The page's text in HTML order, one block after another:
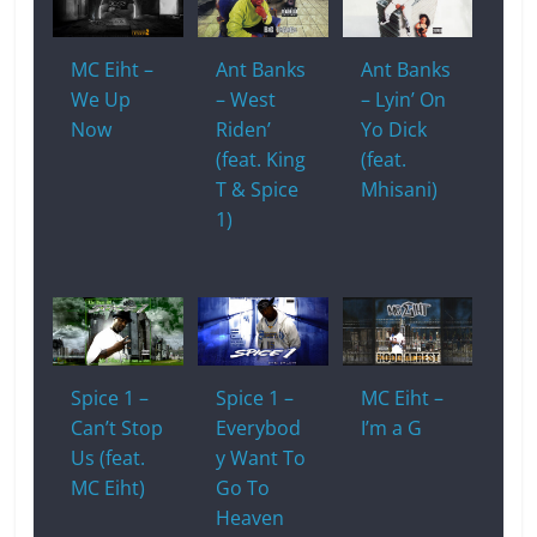
o
k
at p k
MC Eiht –
We Up
Now
Ant Banks
– West
Riden’
(feat. King
T & Spice
1)
Ant Banks
– Lyin’ On
Yo Dick
(feat.
Mhisani)
Spice 1 –
Can’t Stop
Us (feat.
MC Eiht)
Spice 1 –
Everybod
y Want To
Go To
Heaven
MC Eiht –
I’m a G